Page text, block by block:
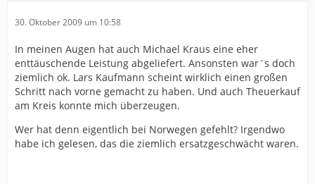
30. Oktober 2009 um 10:58
In meinen Augen hat auch Michael Kraus eine eher
enttäuschende Leistung abgeliefert. Ansonsten war´s doch
ziemlich ok. Lars Kaufmann scheint wirklich einen großen
Schritt nach vorne gemacht zu haben. Und auch Theuerkauf
am Kreis konnte mich überzeugen.
Wer hat denn eigentlich bei Norwegen gefehlt? Irgendwo
habe ich gelesen, das die ziemlich ersatzgeschwächt waren.